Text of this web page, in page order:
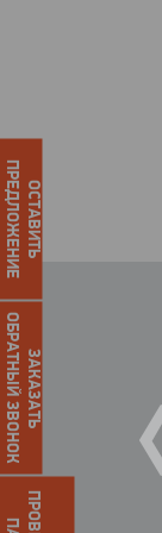
ОСТАВИТЬ
ПРЕДЛОЖЕНИЕ
ЗАКАЗАТЬ
ОБРАТНЫЙ ЗВОНОК